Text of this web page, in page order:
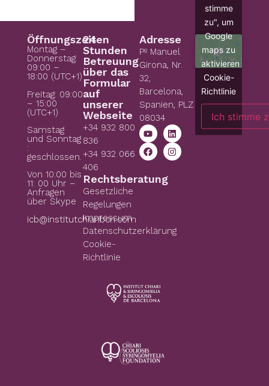
Öffnungszeiten
Montag –
Donnerstag:
09:00 –
18:00 (UTC+1)
Freitag: 09:00
– 15:00
(UTC+1)
Samstag
und Sonntag
:
geschlossen.
Von 10:00 bis
11: 00 Uhr –
Anfragen
über Skype
icb@institutchiaribcn.com
24
Stunden
Betreuung
über das
Formular
auf
unserer
Webseite
+34 932 800
836
+34 932 066
406
Rechtsberatung
Gesetzliche
Regelungen
Impressum
Datenschutzerklärung
Cookie-
Richtlinie
Adresse
Pº Manuel
Girona, Nr.
32,
Barcelona,
Spanien, PLZ
08034
stimme
zu", um
Google
maps zu
aktivieren
Cookie-
Richtlinie
Ich stimme